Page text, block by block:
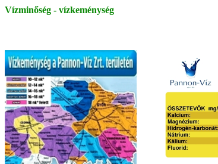
Vízminőség - vízkeménység